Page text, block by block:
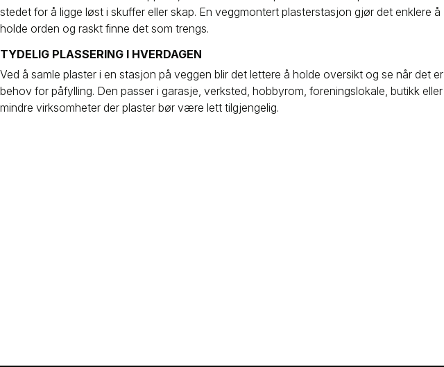
stedet for å ligge løst i skuffer eller skap. En veggmontert plasterstasjon gjør det enklere å
holde orden og raskt finne det som trengs.
TYDELIG PLASSERING I HVERDAGEN
Ved å samle plaster i en stasjon på veggen blir det lettere å holde oversikt og se når det er
behov for påfylling. Den passer i garasje, verksted, hobbyrom, foreningslokale, butikk eller
mindre virksomheter der plaster bør være lett tilgjengelig.